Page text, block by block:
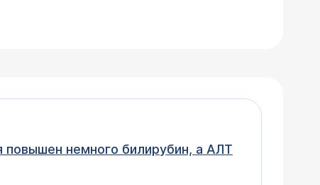
немного билирубин, а АЛТ